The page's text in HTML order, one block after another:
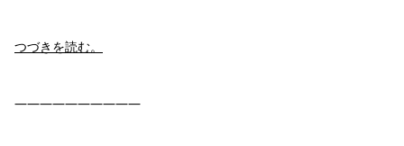
つづきを読む。
——————————